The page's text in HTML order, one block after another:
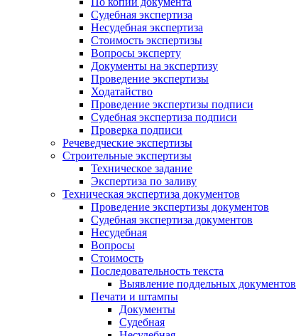
Судебная экспертиза
Несудебная экспертиза
Стоимость экспертизы
Вопросы эксперту
Документы на экспертизу
Проведение экспертизы
Ходатайство
Проведение экспертизы подписи
Судебная экспертиза подписи
Проверка подписи
Речеведческие экспертизы
Строительные экспертизы
Техническое задание
Экспертиза по заливу
Техническая экспертиза документов
Проведение экспертизы документов
Судебная экспертиза документов
Несудебная
Вопросы
Стоимость
Последовательность текста
Выявление поддельных документов
Печати и штампы
Документы
Судебная